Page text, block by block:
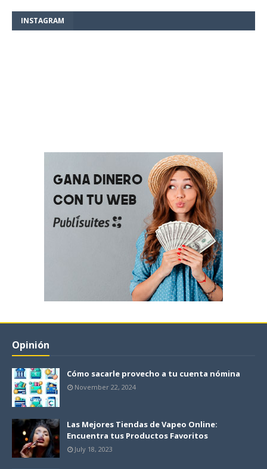
INSTAGRAM
Opinión
Cómo sacarle provecho a tu cuenta nómina
November 22, 2024
Las Mejores Tiendas de Vapeo Online:
Encuentra tus Productos Favoritos
July 18, 2023